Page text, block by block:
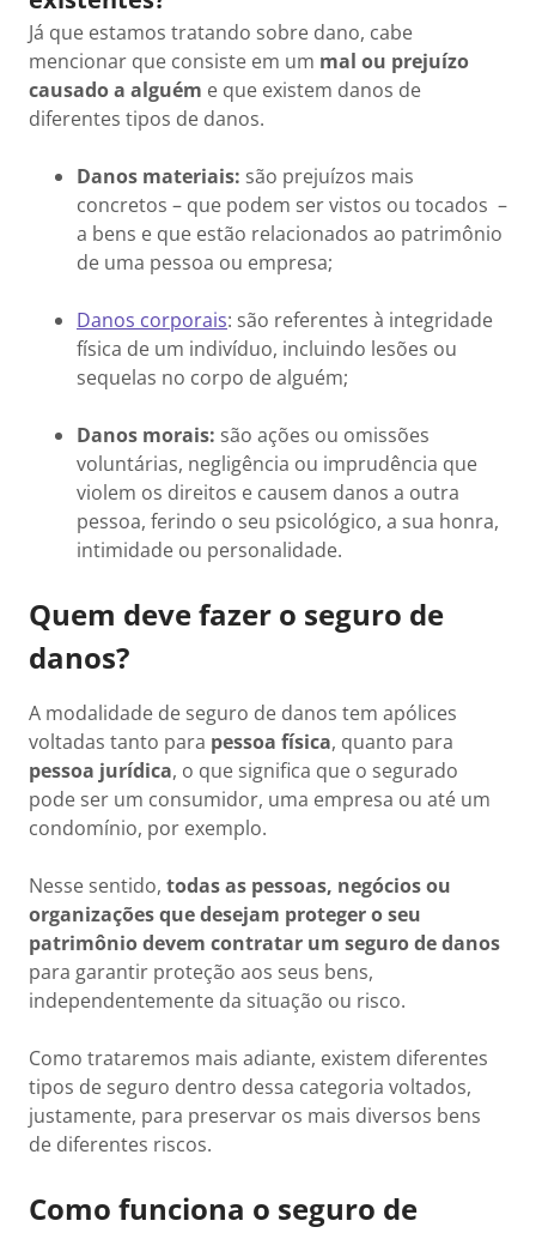
Já que estamos tratando sobre dano, cabe
mencionar que consiste em um mal ou prejuízo
causado a alguém e que existem danos de
diferentes tipos de danos.
Danos materiais: são prejuízos mais
concretos – que podem ser vistos ou tocados –
a bens e que estão relacionados ao patrimônio
de uma pessoa ou empresa;
Danos corporais: são referentes à integridade
física de um indivíduo, incluindo lesões ou
sequelas no corpo de alguém;
Danos morais: são ações ou omissões
voluntárias, negligência ou imprudência que
violem os direitos e causem danos a outra
pessoa, ferindo o seu psicológico, a sua honra,
intimidade ou personalidade.
Quem deve fazer o seguro de
danos?
A modalidade de seguro de danos tem apólices
voltadas tanto para pessoa física, quanto para
pessoa jurídica, o que significa que o segurado
pode ser um consumidor, uma empresa ou até um
condomínio, por exemplo.
Nesse sentido, todas as pessoas, negócios ou
organizações que desejam proteger o seu
patrimônio devem contratar um seguro de danos
para garantir proteção aos seus bens,
independentemente da situação ou risco.
Como trataremos mais adiante, existem diferentes
tipos de seguro dentro dessa categoria voltados,
justamente, para preservar os mais diversos bens
de diferentes riscos.
Como funciona o seguro de